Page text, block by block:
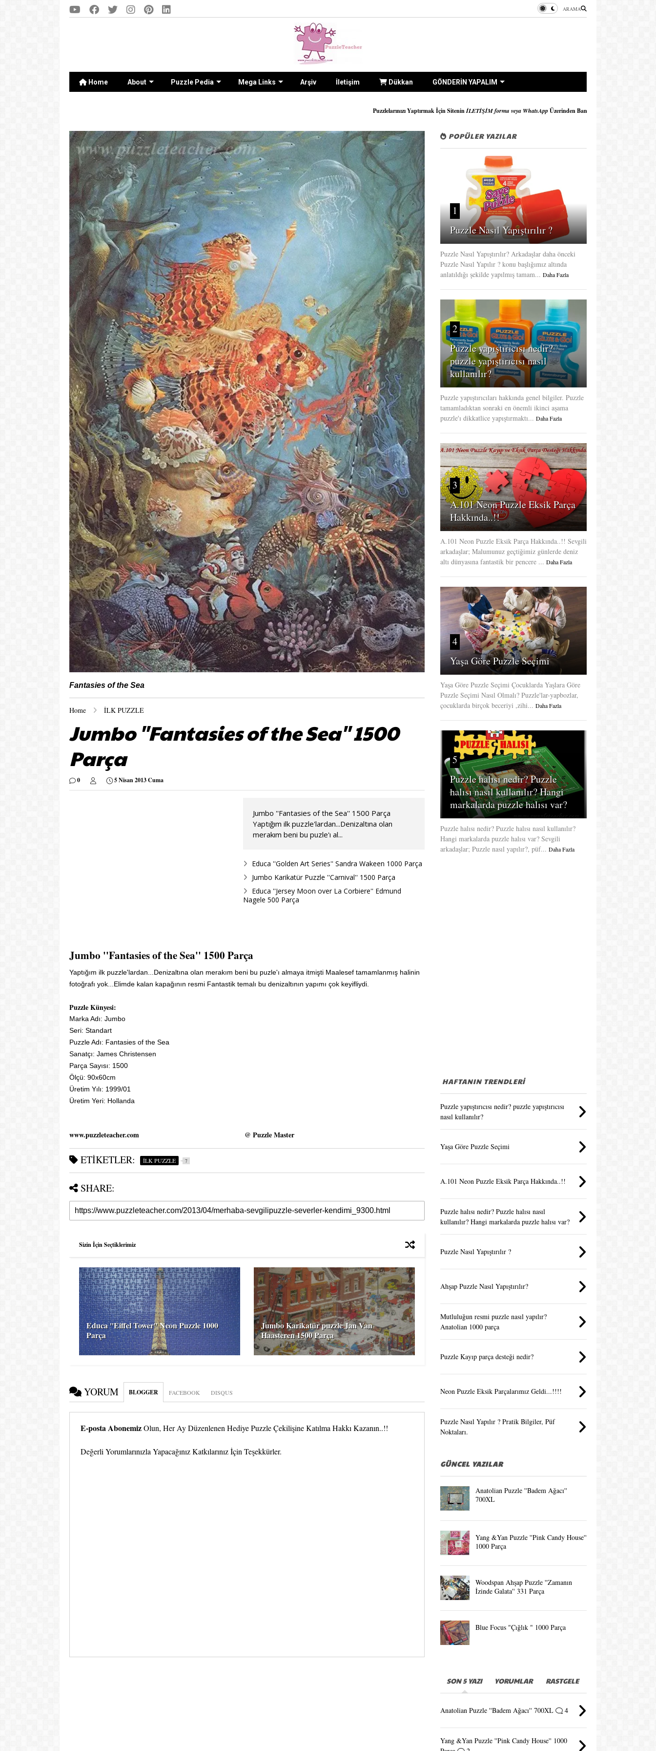
ARAMA
Home About Puzzle Pedia Mega Links Arşiv İletişim Dükkan GÖNDERİN YAPALIM
Puzzlelarınızı Yaptırmak İçin SiteninİLETİŞİM formu veya WhatsAppÜzerinden Bana Ulaşabilirsiniz..!!
Fantasies of the Sea
Home İLK PUZZLE
Jumbo ''Fantasies of the Sea'' 1500
Parça
0 5 Nisan 2013 Cuma
Jumbo ''Fantasies of the Sea'' 1500 Parça
Yaptığım ilk puzzle'lardan...Denizaltına olan
merakım beni bu puzle'ı al...
Educa ''Golden Art Series'' Sandra Wakeen 1000 Parça
Jumbo Karikatür Puzzle ''Carnival'' 1500 Parça
Educa ''Jersey Moon over La Corbiere'' Edmund
Nagele 500 Parça
Jumbo ''Fantasies of the Sea'' 1500 Parça
Yaptığım ilk puzzle'lardan...Denizaltına olan merakım beni bu puzle'ı almaya itmişti Maalesef tamamlanmış halinin
fotoğrafı yok...Elimde kalan kapağının resmi Fantastik temalı bu denizaltının yapımı çok keyifliydi.
Puzzle Künyesi:
Marka Adı: Jumbo
Seri: Standart
Puzzle Adı: Fantasies of the Sea
Sanatçı: James Christensen
Parça Sayısı: 1500
Ölçü: 90x60cm
Üretim Yılı: 1999/01
Üretim Yeri: Hollanda
www.puzzleteacher.com @ Puzzle Master
ETIKETLER: İLK PUZZLE 7
SHARE:
Sizin İçin Seçtiklerimiz
Educa ''Eiffel Tower'' Neon Puzzle 1000
Parça
Jumbo Karikatür puzzle Jan Van
Haasteren 1500 Parça
YORUM BLOGGER FACEBOOK DISQUS
E-posta AbonemizOlun, Her Ay Düzenlenen Hediye Puzzle Çekilişine Katılma Hakkı Kazanın..!!
Değerli Yorumlarınızla Yapacağınız Katkılarınız İçin Teşekkürler.
POPÜLER YAZILAR
1
Puzzle Nasıl Yapıştırılır ?
Puzzle Nasıl Yapıştırılır? Arkadaşlar daha önceki
Puzzle Nasıl Yapılır ? konu başlığımız altında
anlatıldığı şekilde yapılmış tamam... Daha Fazla
2
Puzzle yapıştırıcısı nedir?
puzzle yapıştırıcısı nasıl
kullanılır?
Puzzle yapıştırıcıları hakkında genel bilgiler. Puzzle
tamamladıktan sonraki en önemli ikinci aşama
puzzle'ı dikkatlice yapıştırmaktı... Daha Fazla
3
A.101 Neon Puzzle Eksik Parça
Hakkında..!!
A.101 Neon Puzzle Eksik Parça Hakkında..!! Sevgili
arkadaşlar; Malumunuz geçtiğimiz günlerde deniz
altı dünyasına fantastik bir pencere ... Daha Fazla
4
Yaşa Göre Puzzle Seçimi
Yaşa Göre Puzzle Seçimi Çocuklarda Yaşlara Göre
Puzzle Seçimi Nasıl Olmalı? Puzzle'lar-yapbozlar,
çocuklarda birçok beceriyi ,zihi... Daha Fazla
5
Puzzle halısı nedir? Puzzle
halısı nasıl kullanılır? Hangi
markalarda puzzle halısı var?
Puzzle halısı nedir? Puzzle halısı nasıl kullanılır?
Hangi markalarda puzzle halısı var? Sevgili
arkadaşlar; Puzzle nasıl yapılır?, püf... Daha Fazla
HAFTANIN TRENDLERİ
Puzzle yapıştırıcısı nedir? puzzle yapıştırıcısı
nasıl kullanılır?
Yaşa Göre Puzzle Seçimi
A.101 Neon Puzzle Eksik Parça Hakkında..!!
Puzzle halısı nedir? Puzzle halısı nasıl
kullanılır? Hangi markalarda puzzle halısı var?
Puzzle Nasıl Yapıştırılır ?
Ahşap Puzzle Nasıl Yapıştırılır?
Mutluluğun resmi puzzle nasıl yapılır?
Anatolian 1000 parça
Puzzle Kayıp parça desteği nedir?
Neon Puzzle Eksik Parçalarımız Geldi...!!!!
Puzzle Nasıl Yapılır ? Pratik Bilgiler, Püf
Noktaları.
GÜNCEL YAZILAR
Anatolian Puzzle ''Badem Ağacı''
700XL
Yang &Yan Puzzle ''Pink Candy House''
1000 Parça
Woodspan Ahşap Puzzle ''Zamanın
İzinde Galata'' 331 Parça
Blue Focus "Çığlık " 1000 Parça
SON 5 YAZI YORUMLAR RASTGELE
Anatolian Puzzle ''Badem Ağacı'' 700XL 4
Yang &Yan Puzzle ''Pink Candy House'' 1000